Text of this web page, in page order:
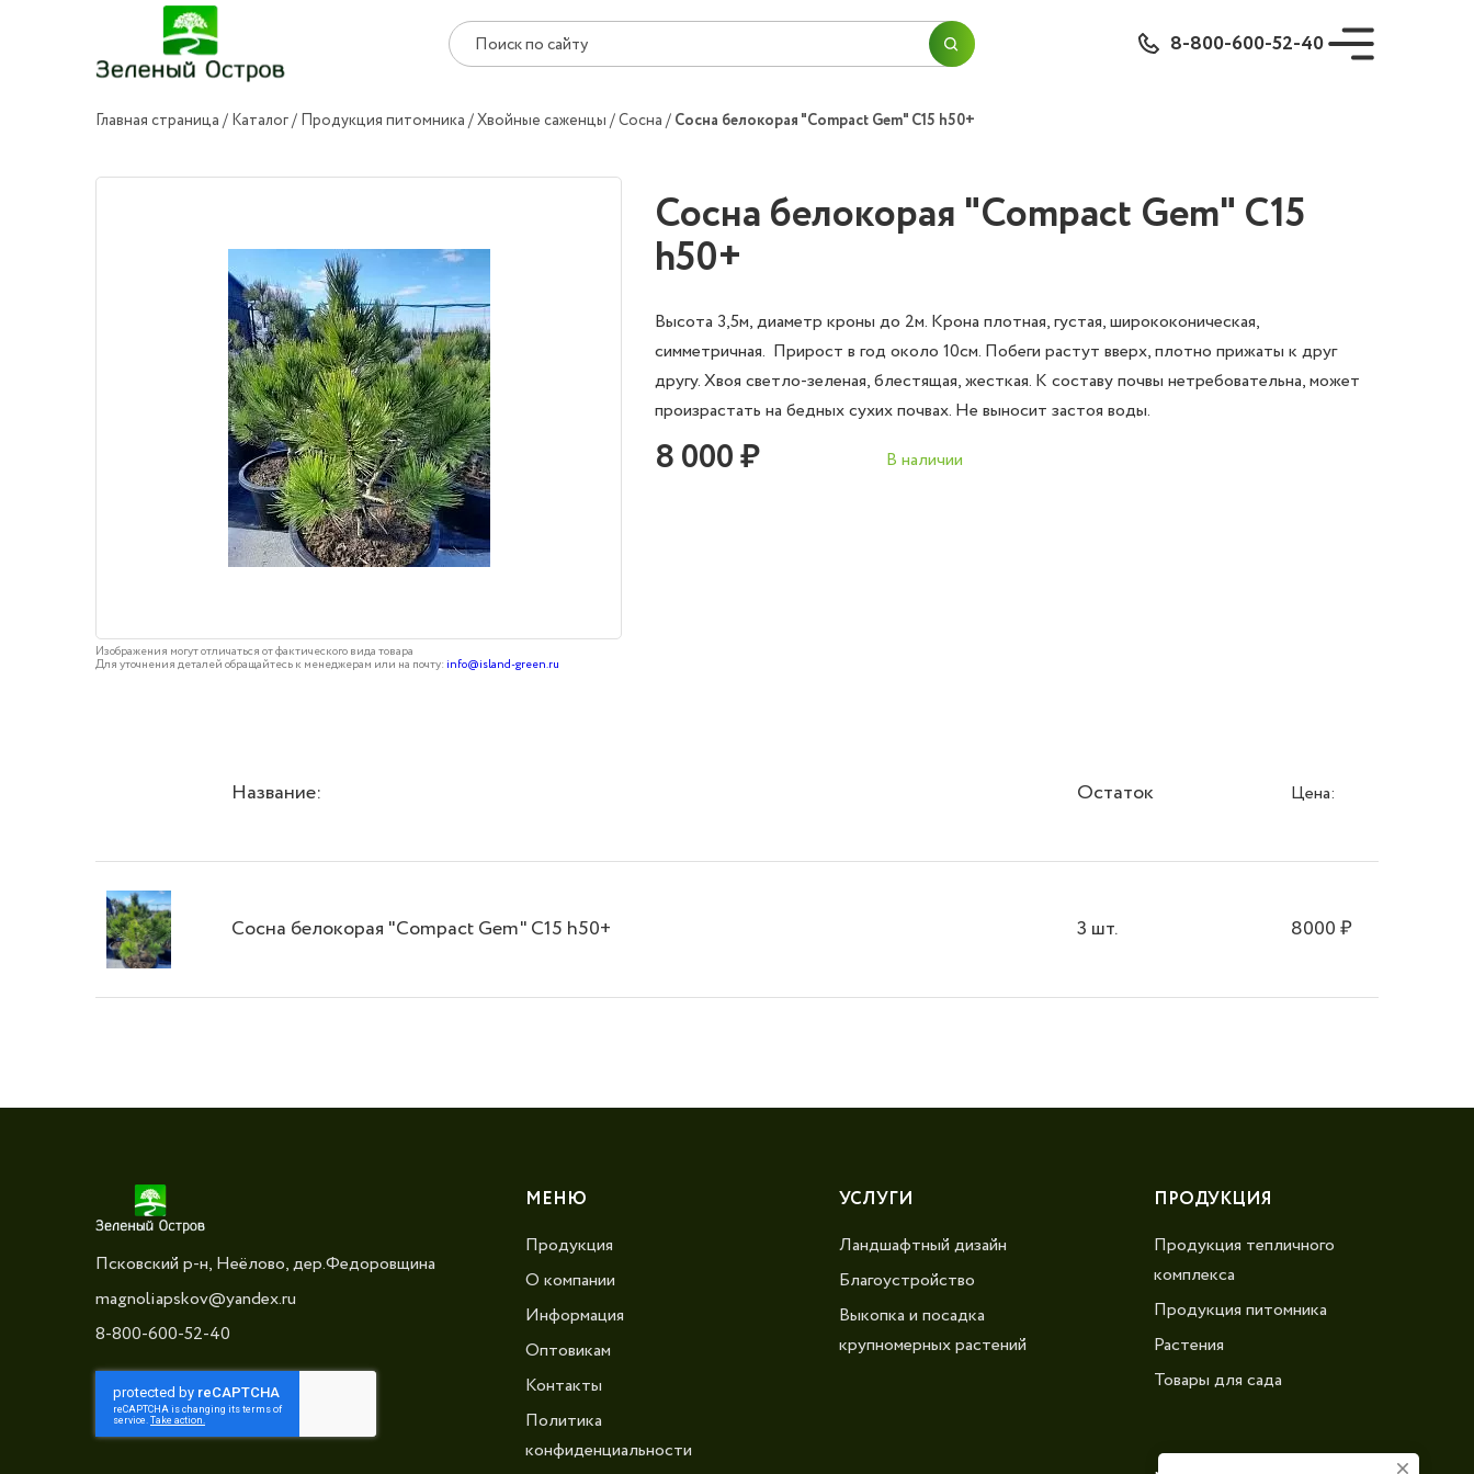
8-800-600-52-40
Главная страница Каталог Продукция питомника Хвойные саженцы Сосна Сосна белокорая "Compact Gem" C15 h50+
Сосна белокорая "Compact Gem" C15
h50+
Высота 3,5м, диаметр кроны до 2м. Крона плотная, густая, ширококоническая,
симметричная. Прирост в год около 10см. Побеги растут вверх, плотно прижаты к друг
другу. Хвоя светло-зеленая, блестящая, жесткая. К составу почвы нетребовательна, может
произрастать на бедных сухих почвах. Не выносит застоя воды.
8 000 ₽ В наличии
Изображения могут отличаться от фактического вида товара
Для уточнения деталей обращайтесь к менеджерам или на почту: info@island-green.ru
Название: Остаток Цена:
Сосна белокорая "Compact Gem" C15 h50+ 3 шт. 8000₽
Псковский р-н, Неёлово, дер.Федоровщина
magnoliapskov@yandex.ru
8-800-600-52-40
МЕНЮ
Продукция
О компании
Информация
Оптовикам
Контакты
Политика
конфиденциальности
УСЛУГИ
Ландшафтный дизайн
Благоустройство
Выкопка и посадка
крупномерных растений
ПРОДУКЦИЯ
Продукция тепличного
комплекса
Продукция питомника
Растения
Товары для сада
ПЕРЕЙТИ В КОРЗИНУ
ПРОДОЛЖИТЬ ПОКУПКИ
Согласие наобработку персональных данных
ОК